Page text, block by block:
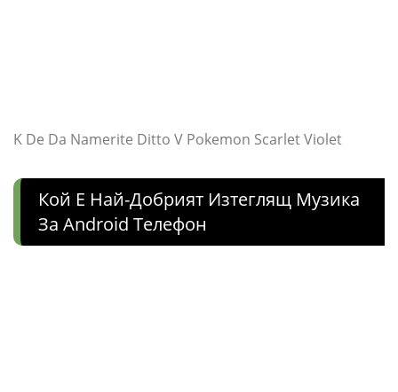
K De Da Namerite Ditto V Pokemon Scarlet Violet
Кой Е Най-Добрият Изтеглящ Музика
За Android Телефон